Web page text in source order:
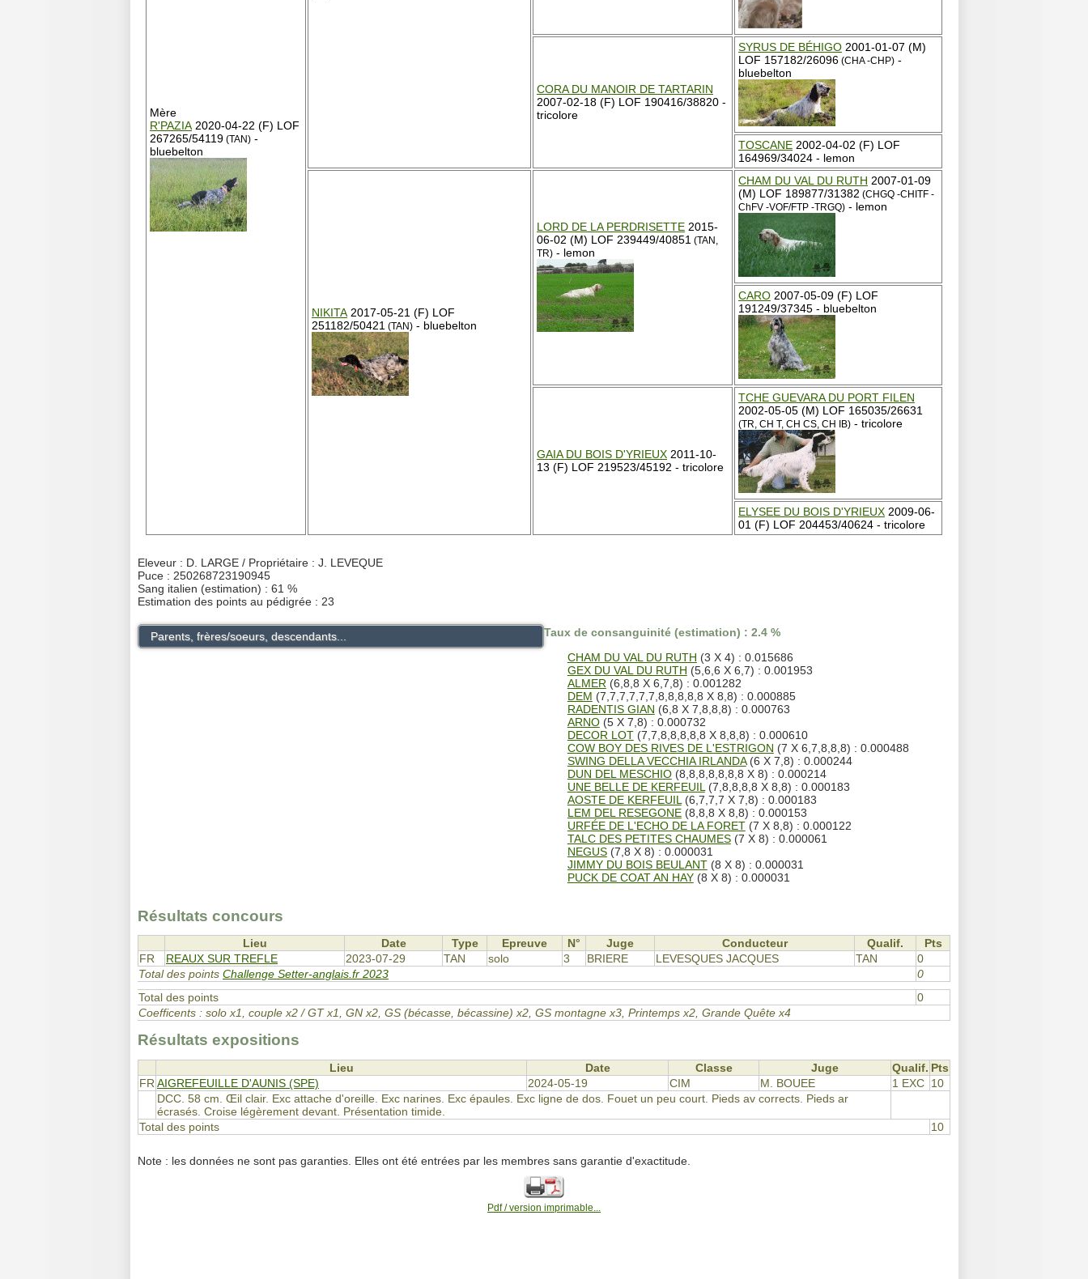
Mère
R'PAZIA 2020-04-22 (F) LOF
267265/54119 (TAN) -
bluebelton
CORA DU MANOIR DE TARTARIN
2007-02-18 (F) LOF 190416/38820 -
tricolore
SYRUS DE BÉHIGO 2001-01-07 (M)
LOF 157182/26096 (CHA -CHP) -
bluebelton
TOSCANE 2002-04-02 (F) LOF
164969/34024 - lemon
NIKITA 2017-05-21 (F) LOF
251182/50421 (TAN) - bluebelton
LORD DE LA PERDRISETTE 2015-
06-02 (M) LOF 239449/40851 (TAN,
TR) - lemon
CHAM DU VAL DU RUTH 2007-01-09
(M) LOF 189877/31382 (CHGQ -CHITF -
ChFV -VOF/FTP -TRGQ) - lemon
CARO 2007-05-09 (F) LOF
191249/37345 - bluebelton
GAIA DU BOIS D'YRIEUX 2011-10-
13 (F) LOF 219523/45192 - tricolore
TCHE GUEVARA DU PORT FILEN
2002-05-05 (M) LOF 165035/26631
(TR, CH T, CH CS, CH IB) - tricolore
ELYSEE DU BOIS D'YRIEUX 2009-06-
01 (F) LOF 204453/40624 - tricolore
Eleveur : D. LARGE / Propriétaire : J. LEVEQUE
Puce : 250268723190945
Sang italien (estimation) : 61 %
Estimation des points au pédigrée : 23
Parents, frères/soeurs, descendants...
Taux de consanguinité (estimation) : 2.4 %
CHAM DU VAL DU RUTH (3 X 4) : 0.015686
GEX DU VAL DU RUTH (5,6,6 X 6,7) : 0.001953
ALMER (6,8,8 X 6,7,8) : 0.001282
DEM (7,7,7,7,7,7,8,8,8,8,8 X 8,8) : 0.000885
RADENTIS GIAN (6,8 X 7,8,8,8) : 0.000763
ARNO(5 X 7,8) : 0.000732
DECOR LOT(7,7,8,8,8,8,8 X 8,8,8) : 0.000610
COW BOY DES RIVES DE L'ESTRIGON (7 X 6,7,8,8,8) : 0.000488
SWING DELLA VECCHIA IRLANDA(6 X 7,8) : 0.000244
DUN DEL MESCHIO(8,8,8,8,8,8,8 X 8) : 0.000214
UNE BELLE DE KERFEUIL (7,8,8,8,8 X 8,8) : 0.000183
AOSTE DE KERFEUIL (6,7,7,7 X 7,8) : 0.000183
LEM DEL RESEGONE(8,8,8 X 8,8) : 0.000153
URFÉE DE L'ECHO DE LA FORET(7 X 8,8) : 0.000122
TALC DES PETITES CHAUMES(7 X 8) : 0.000061
NEGUS(7,8 X 8) : 0.000031
JIMMY DU BOIS BEULANT(8 X 8) : 0.000031
PUCK DE COAT AN HAY(8 X 8) : 0.000031
Résultats concours
Lieu Date Type Epreuve N° Juge Conducteur Qualif.
Pts
FR
REAUX SUR TREFLE 2023-07-29 TAN solo 3 BRIERE LEVESQUES JACQUES TAN
0
Total des points Challenge Setter-anglais.fr 2023
0
Total des points
0
Coefficents : solo x1, couple x2 / GT x1, GN x2, GS (bécasse, bécassine) x2, GS montagne x3, Printemps x2, Grande Quête x4
Résultats expositions
Lieu Date Classe Juge Qualif. Pts
FR AIGREFEUILLE D'AUNIS (SPE) 2024-05-19 CIM M. BOUEE 1 EXC 10
DCC. 58 cm. Œil clair. Exc attache d'oreille. Exc narines. Exc épaules. Exc ligne de dos. Fouet un peu court. Pieds av corrects. Pieds ar
écrasés. Croise légèrement devant. Présentation timide.
Total des points
10
Note : les données ne sont pas garanties. Elles ont été entrées par les membres sans garantie d'exactitude.
Pdf / version imprimable...